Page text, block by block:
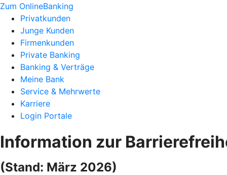
Zum OnlineBanking
Privatkunden
Junge Kunden
Firmenkunden
Private Banking
Banking & Verträge
Meine Bank
Service & Mehrwerte
Karriere
Login Portale
Information zur
(Stand: März 2026)